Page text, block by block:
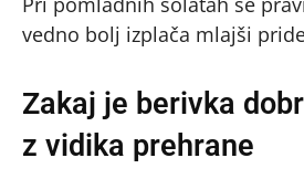
vedno bolj izplača mlajši
Zakaj je berivka
z vidika prehrane